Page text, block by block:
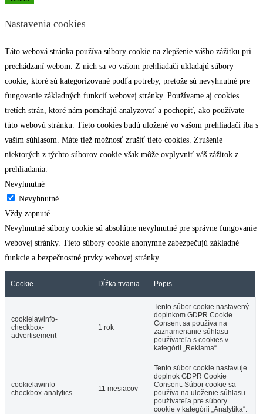
Nastavenia cookies
Táto webová stránka používa súbory cookie na zlepšenie vášho zážitku pri
prechádzaní webom. Z nich sa vo vašom prehliadači ukladajú súbory
cookie, ktoré sú kategorizované podľa potreby, pretože sú nevyhnutné pre
fungovanie základných funkcií webovej stránky. Používame aj cookies
tretích strán, ktoré nám pomáhajú analyzovať a pochopiť, ako používate
túto webovú stránku. Tieto cookies budú uložené vo vašom prehliadači iba s
vaším súhlasom. Máte tiež možnosť zrušiť tieto cookies. Zrušenie
niektorých z týchto súborov cookie však môže ovplyvniť váš zážitok z
prehliadania.
Nevyhnutné
Nevyhnutné
Vždy zapnuté
Nevyhnutné súbory cookie sú absolútne nevyhnutné pre správne fungovanie
webovej stránky. Tieto súbory cookie anonymne zabezpečujú základné
funkcie a bezpečnostné prvky webovej stránky.
Cookie Dĺžka trvania Popis
cookielawinfo-
checkbox-
advertisement
1 rok
Tento súbor cookie nastavený
doplnkom GDPR Cookie
Consent sa používa na
zaznamenanie súhlasu
používateľa s cookies v
kategórii „Reklama“.
cookielawinfo-
checkbox-analytics
11 mesiacov
Tento súbor cookie nastavuje
doplnok GDPR Cookie
Consent. Súbor cookie sa
používa na uloženie súhlasu
používateľa pre súbory
cookie v kategórii „Analytika“.